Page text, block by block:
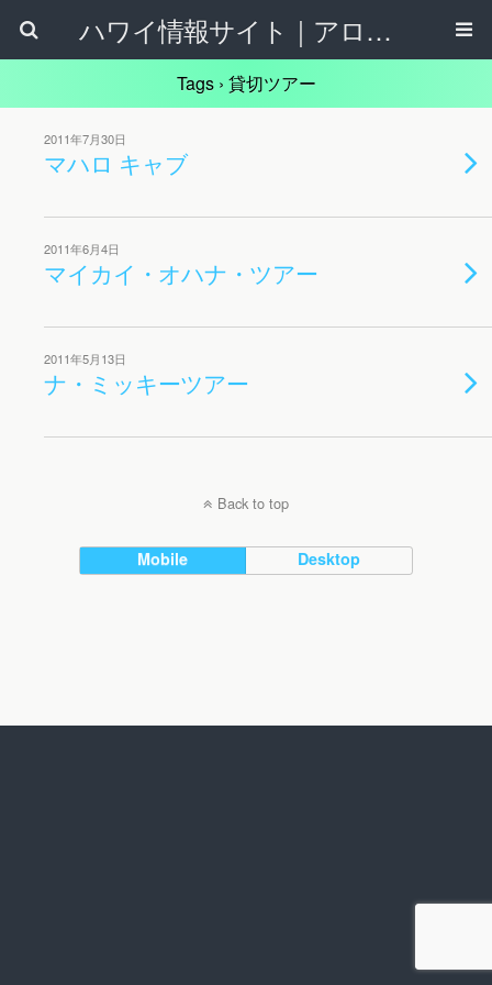
ハワイ情報サイト｜アロハタウンネット
Tags › 貸切ツアー
2011年7月30日
マハロ キャブ
2011年6月4日
マイカイ・オハナ・ツアー
2011年5月13日
ナ・ミッキーツアー
Back to top
Mobile Desktop